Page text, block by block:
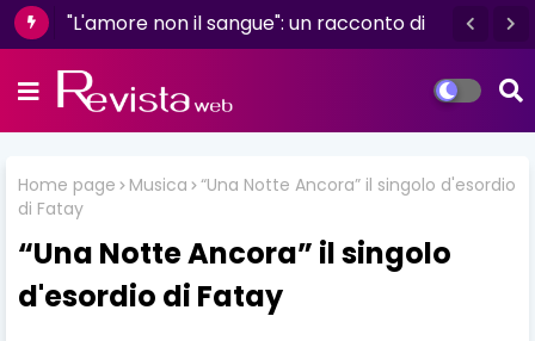
"L'amore non il sangue": un racconto di
Luisa D'Amico
Home page Musica “Una Notte Ancora” il singolo d'esordio
di Fatay
“Una Notte Ancora” il singolo
d'esordio di Fatay